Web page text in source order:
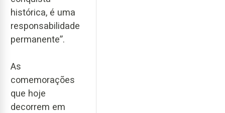
histórica, é uma
responsabilidade
permanente”.
As
comemorações
que hoje
decorrem em